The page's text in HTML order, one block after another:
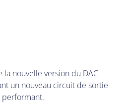
nouvelle version du DAC
un nouveau circuit de sortie
performant.